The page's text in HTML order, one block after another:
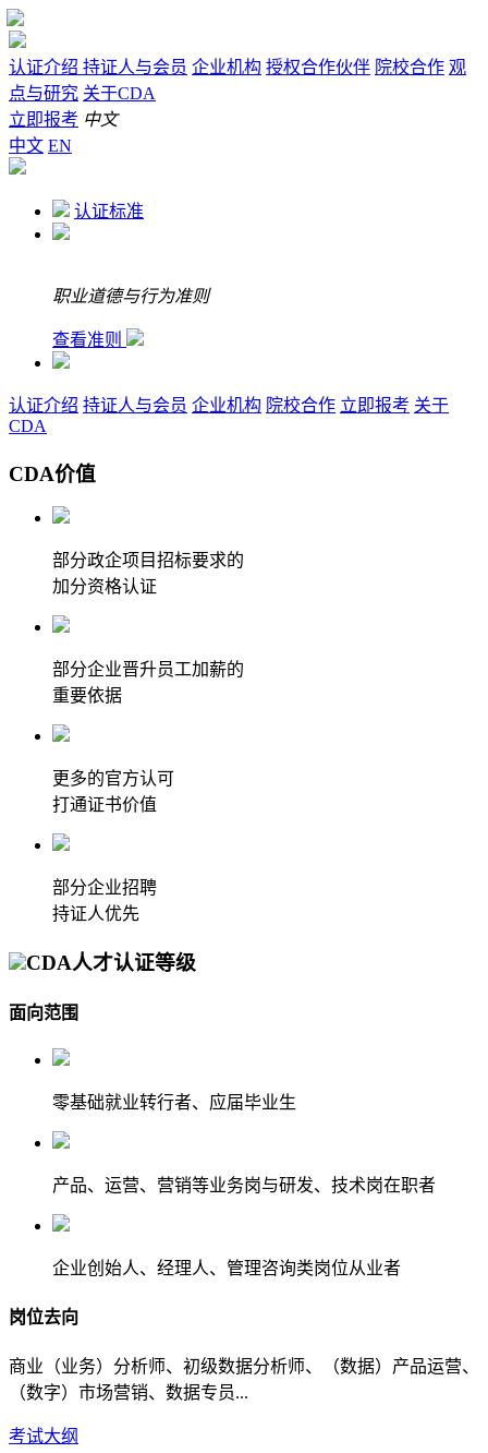
认证介绍 持证人与会员 企业机构 授权合作伙伴 院校合作 观
点与研究 关于CDA
立即报考 中文
中文 EN
认证标准
职业道德与行为准则
查看准则
认证介绍 持证人与会员 企业机构 院校合作 立即报考 关于
CDA
CDA价值
部分政企项目招标要求的
加分资格认证
部分企业晋升员工加薪的
重要依据
更多的官方认可
打通证书价值
部分企业招聘
持证人优先
CDA人才认证等级
面向范围
零基础就业转行者、应届毕业生
产品、运营、营销等业务岗与研发、技术岗在职者
企业创始人、经理人、管理咨询类岗位从业者
岗位去向
商业（业务）分析师、初级数据分析师、（数据）产品运营、
（数字）市场营销、数据专员...
考试大纲